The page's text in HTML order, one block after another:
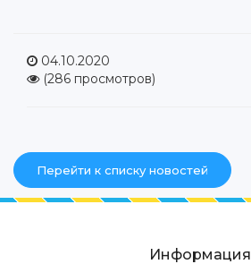
04.10.2020
(286 просмотров)
Перейти к списку новостей
Информация